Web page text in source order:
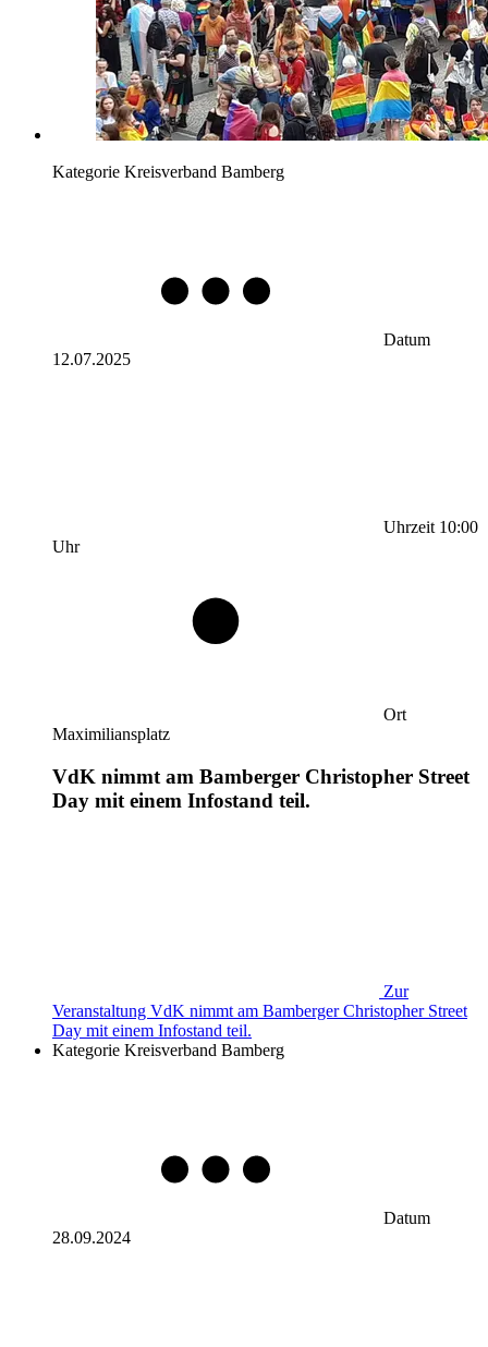
Kategorie Kreisverband Bamberg
Datum
12.07.2025
Uhrzeit 10:00
Uhr
Ort
Maximiliansplatz
VdK nimmt am Bamberger Christopher Street
Day mit einem Infostand teil.
Zur
Veranstaltung VdK nimmt am Bamberger Christopher Street
Day mit einem Infostand teil.
Kategorie Kreisverband Bamberg
Datum
28.09.2024